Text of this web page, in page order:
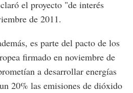
el proyecto "de interés
de 2011.
es parte del pacto de los
firmado en noviembre de
a desarrollar energías
20% las emisiones de dióxido